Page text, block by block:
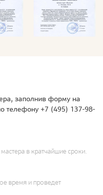
заполнив форму на
телефону +7 (495) 137-98-
в кратчайшие сроки.
время и проведет